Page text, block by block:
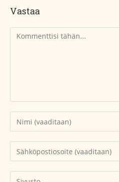
Vastaa
Kommentti
Kirjoita
nimesi
tai
käyttäjätunnuksesi
Kirjoita
sähköpostiosoitteesi
kommentoidaksesi
Kirjoita